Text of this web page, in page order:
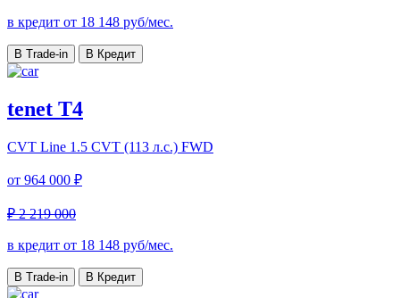
в кредит от 18 148 руб/мес.
В Trade-in В Кредит
tenet T4
CVT Line 1.5 CVT (113 л.с.) FWD
от 964 000 ₽
₽ 2 219 000
в кредит от 18 148 руб/мес.
В Trade-in В Кредит